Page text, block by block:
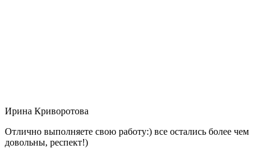
Ирина Криворотова
Отлично выполняете свою работу:) все остались более чем
довольны, респект!)